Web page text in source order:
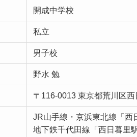
開成中学校
私立
男子校
野水 勉
〒116-0013 東京都荒川区
JR山手線・京浜東北線「西
地下鉄千代田線「西日暮里